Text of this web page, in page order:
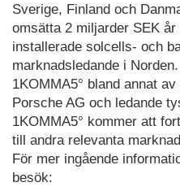
Sverige, Finland och
omsätta 2 miljarder SEK
installerade solcells- och
marknadsledande i
1KOMMA5° bland annat
Porsche AG och ledande
1KOMMA5° kommer att
till andra relevanta
För mer ingående
besök: